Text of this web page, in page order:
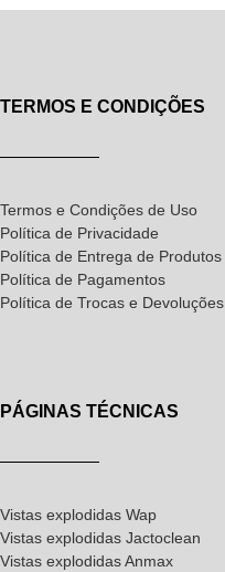
TERMOS E CONDIÇÕES
Termos e Condições de Uso
Política de Privacidade
Política de Entrega de Produtos
Política de Pagamentos
Política de Trocas e Devoluções
PÁGINAS TÉCNICAS
Vistas explodidas Wap
Vistas explodidas Jactoclean
Vistas explodidas Anmax